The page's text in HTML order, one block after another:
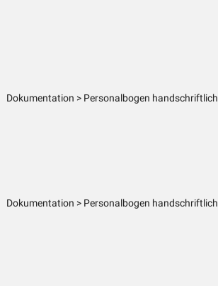
Dokumentation > Personalbogen handschriftlich
Dokumentation > Personalbogen handschriftlich